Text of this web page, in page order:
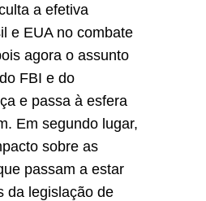
a efetiva
e EUA no combate
agora o assunto
FBI e do
e passa à esfera
Em segundo lugar,
sobre as
passam a estar
da legislação de